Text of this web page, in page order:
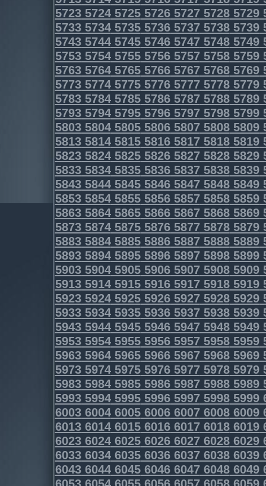
5723572457255726572757285729
5733573457355736573757385739
5743574457455746574757485749
5753575457555756575757585759
5763576457655766576757685769
5773577457755776577757785779
5783578457855786578757885789
5793579457955796579757985799
5803580458055806580758085809
5813581458155816581758185819
5823582458255826582758285829
5833583458355836583758385839
5843584458455846584758485849
5853585458555856585758585859
5863586458655866586758685869
5873587458755876587758785879
5883588458855886588758885889
5893589458955896589758985899
5903590459055906590759085909
5913591459155916591759185919
5923592459255926592759285929
5933593459355936593759385939
5943594459455946594759485949
5953595459555956595759585959
5963596459655966596759685969
5973597459755976597759785979
5983598459855986598759885989
5993599459955996599759985999
6003600460056006600760086009
6013601460156016601760186019
6023602460256026602760286029
6033603460356036603760386039
6043604460456046604760486049